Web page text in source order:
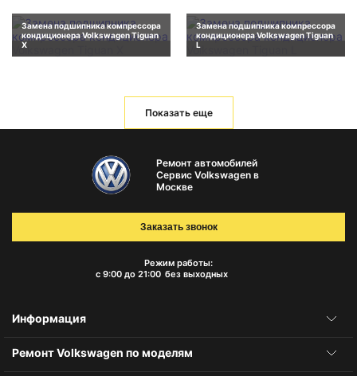
Замена подшипника компрессора
кондиционера Volkswagen Tiguan
X
Замена подшипника компрессора
кондиционера Volkswagen Tiguan
L
Показать еще
Ремонт автомобилей
Сервис Volkswagen в
Москве
Режим работы:
с 9:00 до 21:00 без выходных
Заказать звонок
Информация
Ремонт Volkswagen по моделям